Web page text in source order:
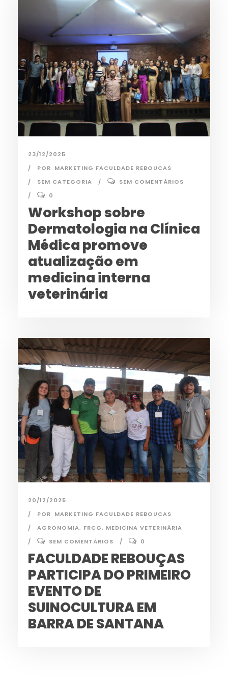
23/12/2025
POR MARKETING FACULDADE REBOUCAS
SEM CATEGORIA
SEM COMENTÁRIOS
0
Workshop sobre
Dermatologia na Clínica
Médica promove
atualização em
medicina interna
veterinária
20/12/2025
POR MARKETING FACULDADE REBOUCAS
AGRONOMIA, FRCG, MEDICINA VETERINÁRIA
SEM COMENTÁRIOS
0
FACULDADE REBOUÇAS
PARTICIPA DO PRIMEIRO
EVENTO DE
SUINOCULTURA EM
BARRA DE SANTANA